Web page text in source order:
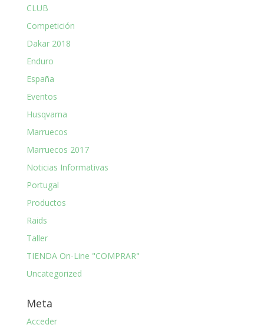
CLUB
Competición
Dakar 2018
Enduro
España
Eventos
Husqvarna
Marruecos
Marruecos 2017
Noticias Informativas
Portugal
Productos
Raids
Taller
TIENDA On-Line "COMPRAR"
Uncategorized
Meta
Acceder